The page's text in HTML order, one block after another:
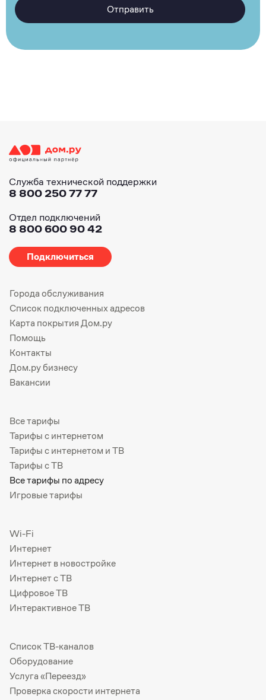
Отправить
Служба технической поддержки
8 800 250 77 77
Отдел подключений
8 800 600 90 42
Подключиться
Города обслуживания
Список подключенных адресов
Карта покрытия Дом.ру
Помощь
Контакты
Дом.ру бизнесу
Вакансии
Все тарифы
Тарифы с интернетом
Тарифы с интернетом и ТВ
Тарифы с ТВ
Все тарифы по адресу
Игровые тарифы
Wi-Fi
Интернет
Интернет в новостройке
Интернет с ТВ
Цифровое ТВ
Интерактивное ТВ
Список ТВ-каналов
Оборудование
Услуга «Переезд»
Проверка скорости интернета